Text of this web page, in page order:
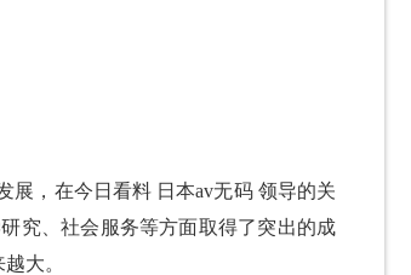
展，在今日看料 日本av无码 领导的关
究、社会服务等方面取得了突出的成
大。